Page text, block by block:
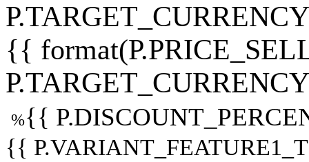
{{
%{{
{{